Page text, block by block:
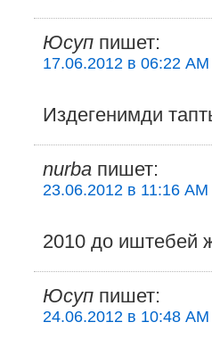
Юсуп пишет:
17.06.2012 в 06:22 AM
Издегенимди
nurba пишет:
23.06.2012 в 11:16 AM
2010 до иштебей
Юсуп пишет:
24.06.2012 в 10:48 AM